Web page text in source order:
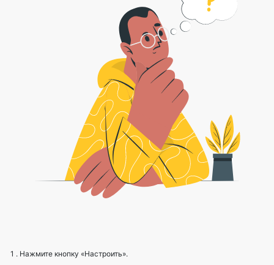
1 . Нажмите кнопку «Настроить».